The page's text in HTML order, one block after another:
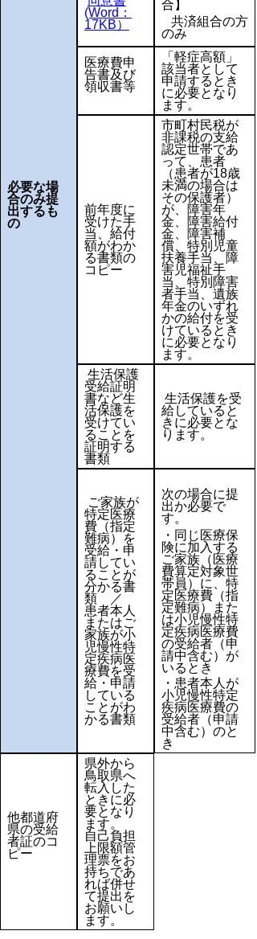
必要な場
合のみ提
出するも
の
(Word：
17KB）
合】
共済組合の方
のみ
医療費申
告書及び
領収書等
「軽症高額」
該当者として
申請するとき
に必要となり
ます。
前年度に
受けた手
当、給付
額がわか
る書類の
コピー
市町村民税が
非課税の支給
認定世帯であ
って、患者
（患者が18歳
未満の場合は
その保護者）
が、障害年
金、障害給付
金、障害補
償、特別児童
扶養手当、障
害児福祉手
当、特別障害
者手当、遺族
年金のいずれ
かの給付を受
けているとき
に必要となり
ます。
生活保護
受給証明
書など生
活保護を
受けてい
ることを
証明する
書類
生活保護を受
給していると
きに必要とな
ります。
ご家族が
特定医療
費（指定
難病）を
受給・申
請してい
ることが
分かる書
類 ／
患者本人
またはご
家族が小
児慢性特
定疾病医
療費を受
給・申請
している
ことがわ
かる書類
次の場合に提
出か必要で
す。
・同じ医療保
険に加入する
ご家族（医療
費算定対象世
帯員）に、特
定医療費（指
定難病）また
は小児慢性特
定疾病医療費
の受給者（申
請中含む）が
いるとき
・患者本人が
小児慢性特定
疾病医療費の
受給者（申請
中含む）のと
き
他都道府
県の受給
者証のコ
ピー
県外から
鳥取県へ
転入した
ときに必
要となり
ます。
自己負担
上限額管
理票をお
持ちであ
れば併せ
て提出を
お願いし
ます。